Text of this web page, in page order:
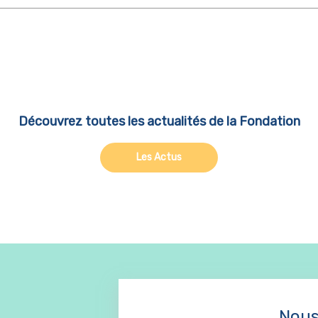
Découvrez toutes les actualités de la Fondation
Les Actus